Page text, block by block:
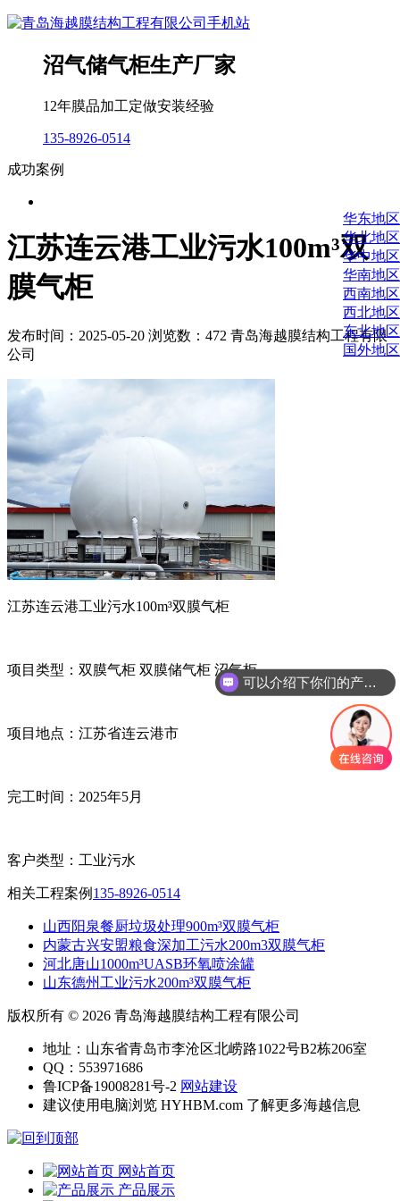
沼气储气柜生产厂家
12年膜品加工定做安装经验
135-8926-0514
成功案例
华东地区
华北地区
华中地区
华南地区
西南地区
西北地区
东北地区
国外地区
江苏连云港工业污水100m³双
膜气柜
发布时间：2025-05-20 浏览数：472 青岛海越膜结构工程有限
公司
江苏连云港工业污水100m³双膜气柜
项目类型： 双膜气柜 双膜储气柜 沼气柜
项目地点： 江苏省连云港市
完工时间： 2025年5月
客户类型： 工业污水
相关工程案例 135-8926-0514
山西阳泉餐厨垃圾处理900m³双膜气柜
内蒙古兴安盟粮食深加工污水200m3双膜气柜
河北唐山1000m³UASB环氧喷涂罐
山东德州工业污水200m³双膜气柜
版权所有 © 2026 青岛海越膜结构工程有限公司
地址：山东省青岛市李沧区北崂路1022号B2栋206室
QQ：553971686
鲁ICP备19008281号-2 网站建设
建议使用电脑浏览 HYHBM.com 了解更多海越信息
网站首页
产品展示
可以介绍下你们的产品么？